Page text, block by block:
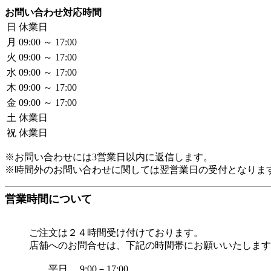
お問い合わせ対応時間
日 休業日
月 09:00 ～ 17:00
火 09:00 ～ 17:00
水 09:00 ～ 17:00
木 09:00 ～ 17:00
金 09:00 ～ 17:00
土 休業日
祝 休業日
※お問い合わせには3営業日以内に返信します。
※時間外のお問い合わせに関しては翌営業日の受付となりま
営業時間について
ご注文は２４時間受け付けております。
店舗へのお問合せは、下記の時間帯にお願いいたしま
平日 9:00－17:00